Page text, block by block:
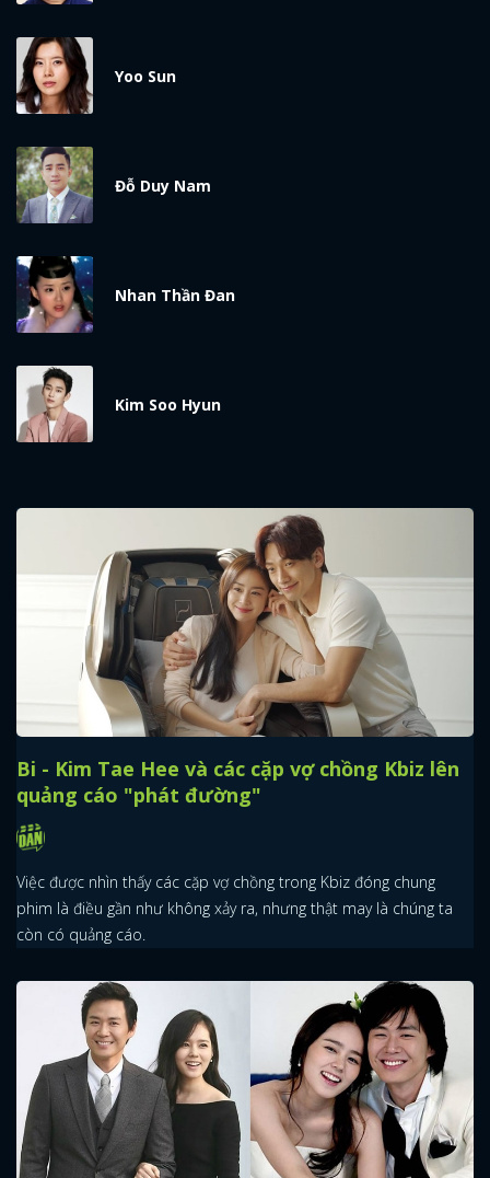
Yoo Sun
Đỗ Duy Nam
Nhan Thần Đan
Kim Soo Hyun
Bi - Kim Tae Hee và các cặp vợ chồng Kbiz lên
quảng cáo "phát đường"
Việc được nhìn thấy các cặp vợ chồng trong Kbiz đóng chung
phim là điều gần như không xảy ra, nhưng thật may là chúng ta
còn có quảng cáo.